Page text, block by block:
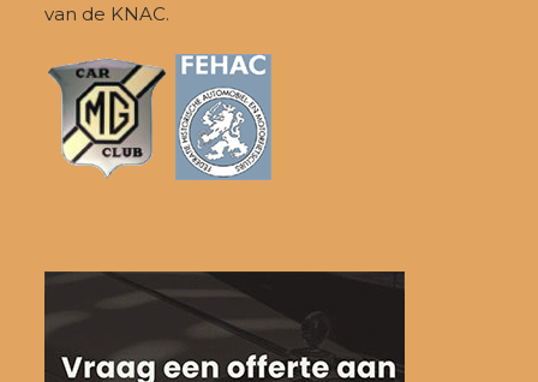
van de KNAC.